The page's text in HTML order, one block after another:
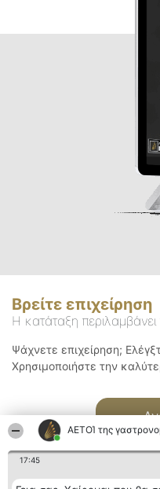
ΑΕΤΟΊ της
17:45
Βρείτε επιχείρηση
Η κατάταξη
Ψάχνετε επιχείρηση;
Χρησιμοποιήστε την